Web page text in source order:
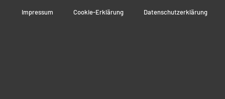
Impressum Cookie-Erklärung Datenschutzerklärung